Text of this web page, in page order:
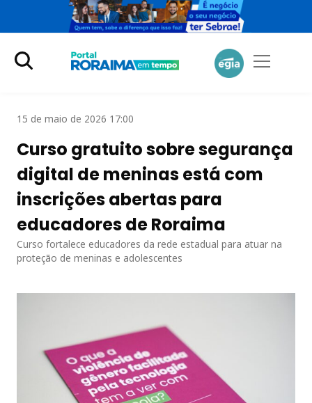
15 de maio de 2026 17:00
Curso gratuito sobre segurança
digital de meninas está com
inscrições abertas para
educadores de Roraima
Curso fortalece educadores da rede estadual para atuar na
proteção de meninas e adolescentes